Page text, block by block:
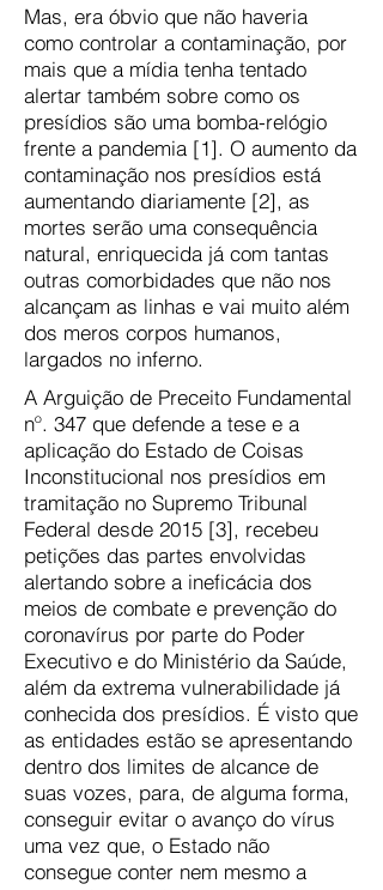
Mas, era óbvio que não haveria
como controlar a contaminação, por
mais que a mídia tenha tentado
alertar também sobre como os
presídios são uma bomba-relógio
frente a pandemia [1]. O aumento da
contaminação nos presídios está
aumentando diariamente [2], as
mortes serão uma consequência
natural, enriquecida já com tantas
outras comorbidades que não nos
alcançam as linhas e vai muito além
dos meros corpos humanos,
largados no inferno.
A Arguição de Preceito Fundamental
nº. 347 que defende a tese e a
aplicação do Estado de Coisas
Inconstitucional nos presídios em
tramitação no Supremo Tribunal
Federal desde 2015 [3], recebeu
petições das partes envolvidas
alertando sobre a ineficácia dos
meios de combate e prevenção do
coronavírus por parte do Poder
Executivo e do Ministério da Saúde,
além da extrema vulnerabilidade já
conhecida dos presídios. É visto que
as entidades estão se apresentando
dentro dos limites de alcance de
suas vozes, para, de alguma forma,
conseguir evitar o avanço do vírus
uma vez que, o Estado não
consegue conter nem mesmo a